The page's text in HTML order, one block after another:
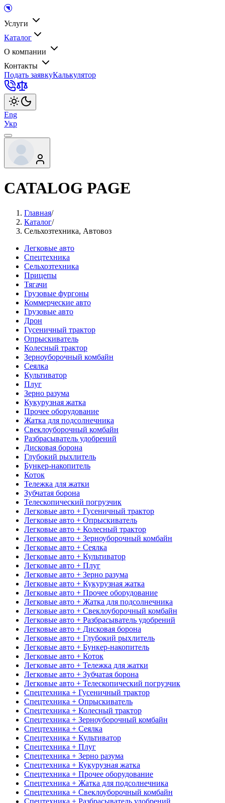
Услуги
Каталог
О компании
Контакты
Подать заявкуКалькулятор
Eng
Укр
CATALOG PAGE
Главная/
Каталог/
Сельхозтехника, Автовоз
Легковые авто
Спецтехника
Сельхозтехника
Прицепы
Тягачи
Грузовые фургоны
Коммерческие авто
Грузовые авто
Дрон
Гусеничный трактор
Опрыскиватель
Колесный трактор
Зерноуборочный комбайн
Сеялка
Культиватор
Плуг
Зерно разума
Кукурузная жатка
Прочее оборудование
Жатка для подсолнечника
Свеклоуборочный комбайн
Разбрасыватель удобрений
Дисковая борона
Глубокий рыхлитель
Бункер-накопитель
Коток
Тележка для жатки
Зубчатая борона
Телескопический погрузчик
Легковые авто + Гусеничный трактор
Легковые авто + Опрыскиватель
Легковые авто + Колесный трактор
Легковые авто + Зерноуборочный комбайн
Легковые авто + Сеялка
Легковые авто + Культиватор
Легковые авто + Плуг
Легковые авто + Зерно разума
Легковые авто + Кукурузная жатка
Легковые авто + Прочее оборудование
Легковые авто + Жатка для подсолнечника
Легковые авто + Свеклоуборочный комбайн
Легковые авто + Разбрасыватель удобрений
Легковые авто + Дисковая борона
Легковые авто + Глубокий рыхлитель
Легковые авто + Бункер-накопитель
Легковые авто + Коток
Легковые авто + Тележка для жатки
Легковые авто + Зубчатая борона
Легковые авто + Телескопический погрузчик
Спецтехника + Гусеничный трактор
Спецтехника + Опрыскиватель
Спецтехника + Колесный трактор
Спецтехника + Зерноуборочный комбайн
Спецтехника + Сеялка
Спецтехника + Культиватор
Спецтехника + Плуг
Спецтехника + Зерно разума
Спецтехника + Кукурузная жатка
Спецтехника + Прочее оборудование
Спецтехника + Жатка для подсолнечника
Спецтехника + Свеклоуборочный комбайн
Спецтехника + Разбрасыватель удобрений